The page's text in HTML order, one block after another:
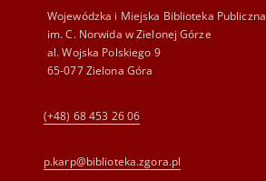
Wojewódzka i Miejska Biblioteka Publiczna
im. C. Norwida w Zielonej Górze
al. Wojska Polskiego 9
65-077 Zielona Góra
(+48) 68 453 26 06
p.karp@biblioteka.zgora.pl